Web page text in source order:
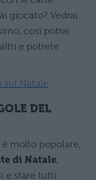
giocato? Vedrai
così potrai
e potrete
sul Natale
DEL
è molto popolare,
di Natale,
e stare tutti